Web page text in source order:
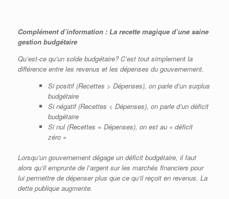
Complément d’information : La recette magique d’une saine
gestion budgétaire
Qu’est-ce qu’un solde budgétaire? C’est tout simplement la
différence entre les revenus et les dépenses du gouvernement.
Si positif (Recettes > Dépenses), on parle d’un surplus
budgétaire
Si négatif (Recettes < Dépenses), on parle d’un déficit
budgétaire
Si nul (Recettes = Dépenses), on est au « déficit
zéro »
Lorsqu’un gouvernement dégage un déficit budgétaire, il faut
alors qu’il emprunte de l’argent sur les marchés financiers pour
lui permettre de dépenser plus que ce qu’il reçoit en revenus. La
dette publique augmente.